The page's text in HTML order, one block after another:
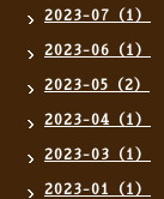
2023-07（1）
2023-06（1）
2023-05（2）
2023-04（1）
2023-03（1）
2023-01（1）